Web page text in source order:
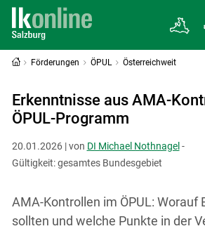
Förderungen ÖPUL Österreichweit
Erkenntnisse aus AMA-
ÖPUL-Programm
20.01.2026 | von DI Michael Nothnagel-
Gültigkeit: gesamtes Bundesgebiet
AMA-Kontrollen im ÖPUL: Worauf
sollten und welche Punkte in der